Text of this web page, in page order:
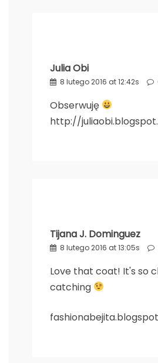
Julia Obi
8 lutego 2016 at 12:42s
Obserwuję
http://
Tijana J. Dominguez
8 lutego 2016 at 13:05s
Love that coat! It's so
catching